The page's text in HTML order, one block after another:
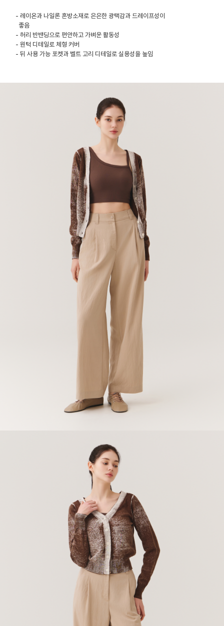
- 레이온과 나일론 혼방소재로 은은한 광택감과 드레이프성이
좋음
- 허리 반밴딩으로 편안하고 가벼운 활동성
- 원턱 디테일로 체형 커버
- 뒤 사용 가능 포켓과 벨트 고리 디테일로 실용성을 높임